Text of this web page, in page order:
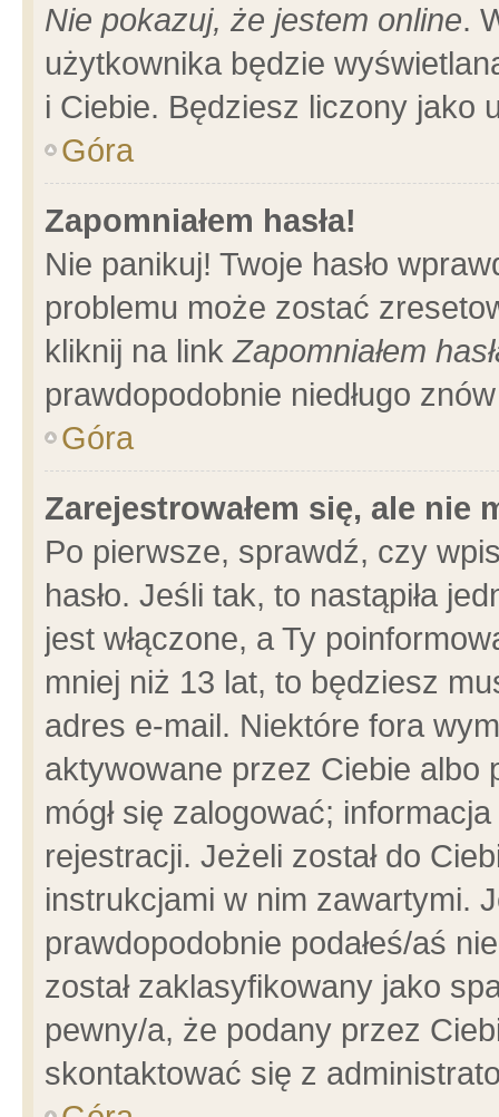
Nie pokazuj, że jestem online.
użytkownika będzie
i Ciebie. Będziesz liczony jako
Góra
Zapomniałem hasła!
Nie panikuj! Twoje hasło
problemu może zostać
kliknij na linkZapomniałem
prawdopodobnie niedługo
Góra
Zarejestrowałem się, ale nie
Po pierwsze, sprawdź, czy
hasło. Jeśli tak, to nastąpiła
jest włączone, a Ty
mniej niż 13 lat, to będziesz
adres e-mail. Niektóre fora
aktywowane przez Ciebie albo
mógł się zalogować;
rejestracji. Jeżeli został do
instrukcjami w nim zawartymi.
prawdopodobnie podałeś/aś
został zaklasyfikowany jako
pewny/a, że podany przez
skontaktować się z